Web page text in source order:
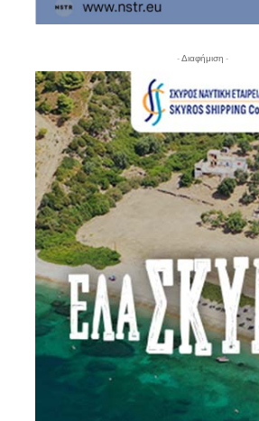
- Διαφήμιση -